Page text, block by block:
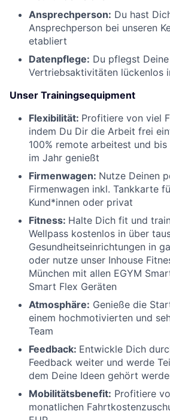
Ansprechperson: Du hast
Ansprechperson bei unseren
etabliert
Datenpflege: Du pflegst Deine
Vertriebsaktivitäten lückenlos
Unser Trainingsequipment
Flexibilität: Profitiere von viel
indem Du Dir die Arbeit frei
100% remote arbeitest und
im Jahr genießt
Firmenwagen: Nutze Deinen
Firmenwagen inkl. Tankkarte
Kund*innen oder privat
Fitness: Halte Dich fit und
Wellpass kostenlos in über
Gesundheitseinrichtungen in
oder nutze unser Inhouse
München mit allen EGYM
Smart Flex Geräten
Atmosphäre: Genieße die
einem hochmotivierten und
Team
Feedback: Entwickle Dich
Feedback weiter und werde
dem Deine Ideen gehört
Mobilitätsbenefit: Profitiere
monatlichen